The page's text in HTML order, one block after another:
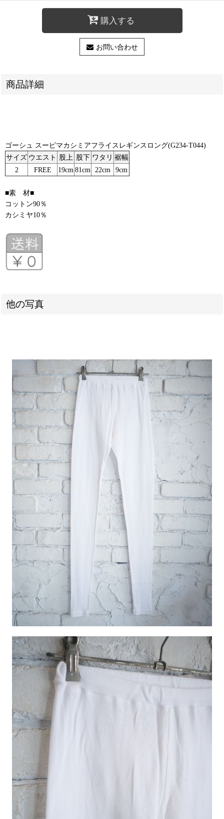
購入する
お問い合わせ
商品詳細
ゴーシュ スーピマカシミアフライスレギンスロング(G234-T044)
サイズ ウエスト 股上 股下 ワタリ 裾幅
2
FREE 19cm 81cm 22cm 9cm
■素 材■
コットン90％
カシミヤ10％
他の写真